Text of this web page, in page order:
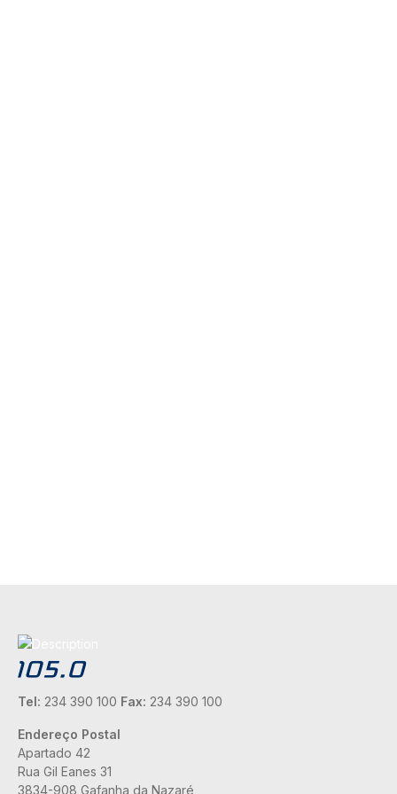
Tel: 234 390 100 Fax: 234 390 100
Endereço Postal
Apartado 42
Rua Gil Eanes 31
3834-908 Gafanha da Nazaré